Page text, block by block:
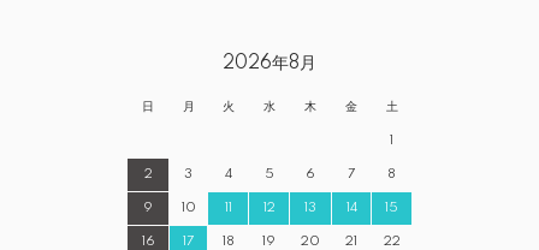
2026年8月
日 月 火 水 木 金 土
1
2 3 4 5 6 7 8
9 10 11 12 13 14 15
16 17 18 19 20 21 22